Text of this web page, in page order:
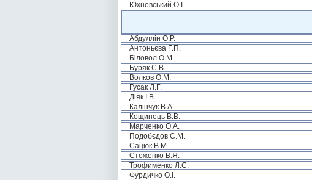
Юхновський О.І.
Абдуллін О.Р.
Антоньєва Г.П.
Біловол О.М.
Буряк С.В.
Волков О.М.
Гусак Л.Г.
Діяк І.В.
Калінчук В.А.
Кощинець В.В.
Марченко О.А.
Подобєдов С.М.
Сацюк В.М.
Стоженко В.Я.
Трофименко Л.С.
Фурдичко О.І.